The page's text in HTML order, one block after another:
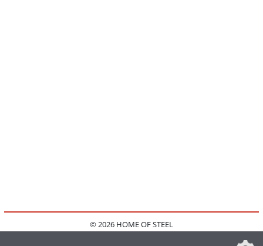
© 2026 HOME OF STEEL